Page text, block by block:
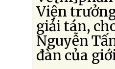
Viện
giải tán,
Nguyễn
đàn của